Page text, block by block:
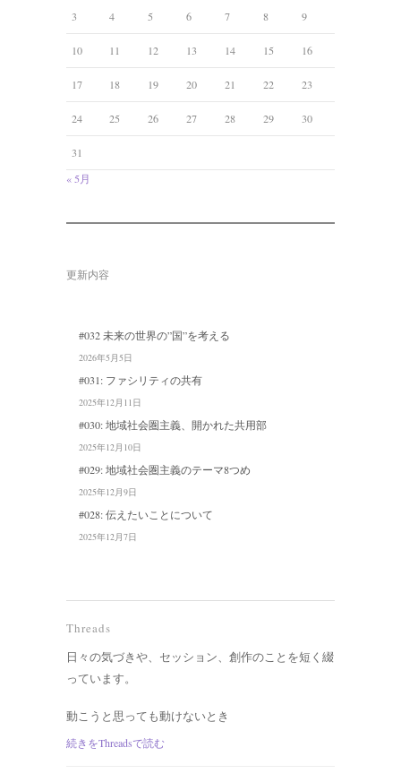
3 4 5 6 7 8 9
10 11 12 13 14 15 16
17 18 19 20 21 22 23
24 25 26 27 28 29 30
31
« 5月
更新内容
#032 未来の世界の”国”を考える
2026年5月5日
#031: ファシリティの共有
2025年12月11日
#030: 地域社会圏主義、開かれた共用部
2025年12月10日
#029: 地域社会圏主義のテーマ8つめ
2025年12月9日
#028: 伝えたいことについて
2025年12月7日
Threads
日々の気づきや、セッション、創作のことを短く綴
っています。
動こうと思っても動けないとき
続きをThreadsで読む